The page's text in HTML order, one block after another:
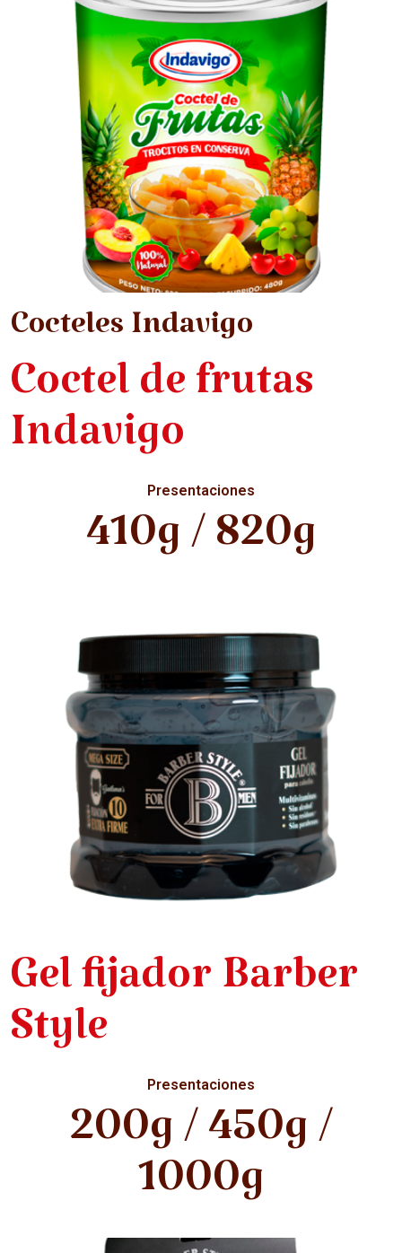
Cocteles Indavigo
Coctel de frutas
Indavigo
Presentaciones
410g / 820g
Gel fijador Barber
Style
Presentaciones
200g / 450g /
1000g